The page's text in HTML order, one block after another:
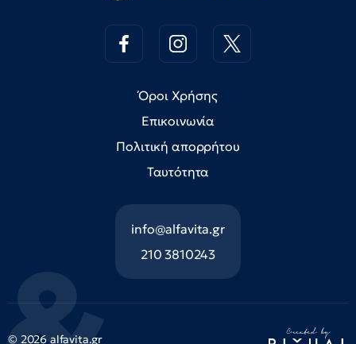
Όροι Χρήσης
Επικοινωνία
Πολιτική απορρήτου
Ταυτότητα
info@alfavita.gr
210 3810243
© 2026 alfavita.gr